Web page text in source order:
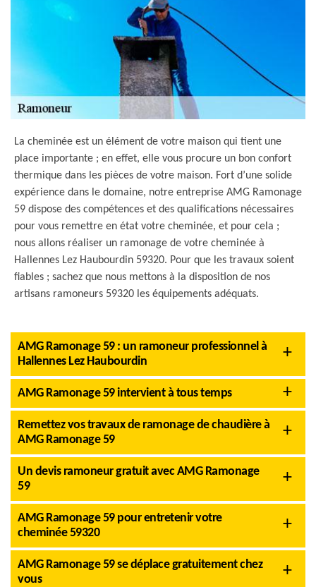
La cheminée est un élément de votre maison qui tient une
place importante ; en effet, elle vous procure un bon confort
thermique dans les pièces de votre maison. Fort d’une solide
expérience dans le domaine, notre entreprise AMG Ramonage
59 dispose des compétences et des qualifications nécessaires
pour vous remettre en état votre cheminée, et pour cela ;
nous allons réaliser un ramonage de votre cheminée à
Hallennes Lez Haubourdin 59320. Pour que les travaux soient
fiables ; sachez que nous mettons à la disposition de nos
artisans ramoneurs 59320 les équipements adéquats.
AMG Ramonage 59 : un ramoneur professionnel à
Hallennes Lez Haubourdin
AMG Ramonage 59 intervient à tous temps
Remettez vos travaux de ramonage de chaudière à
AMG Ramonage 59
Un devis ramoneur gratuit avec AMG Ramonage
59
AMG Ramonage 59 pour entretenir votre
cheminée 59320
AMG Ramonage 59 se déplace gratuitement chez
vous